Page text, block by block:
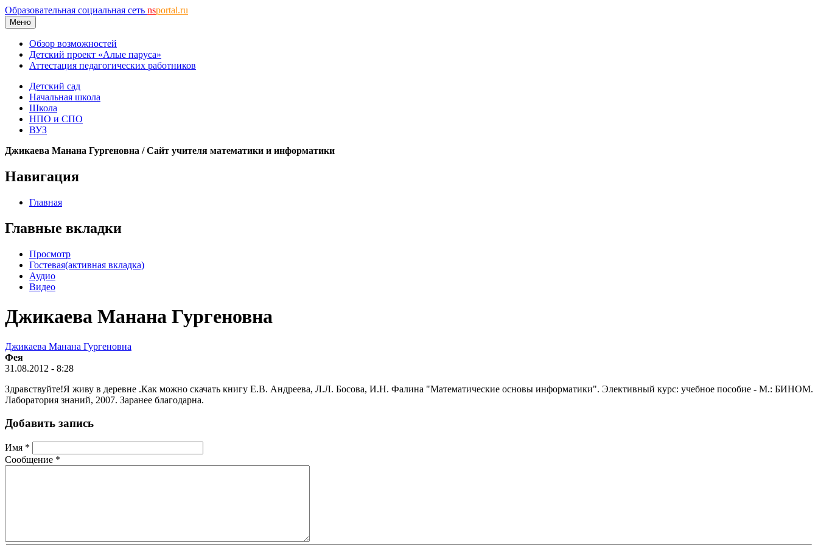
Образовательная социальная сеть nsportal.ru
Меню
Обзор возможностей
Детский проект «Алые паруса»
Аттестация педагогических работников
Детский сад
Начальная школа
Школа
НПО и СПО
ВУЗ
Джикаева Манана Гургеновна / Сайт учителя математики и информатики
Навигация
Главная
Главные вкладки
Просмотр
Гостевая(активная вкладка)
Аудио
Видео
Джикаева Манана Гургеновна
Джикаева Манана Гургеновна
Фея
31.08.2012 - 8:28
Здравствуйте!Я живу в деревне .Как можно скачать книгу Е.В. Андреева, Л.Л. Босова, И.Н. Фалина "Математические основы информатики". Элективный курс: учебное пособие - М.: БИНОМ.
Лаборатория знаний, 2007. Заранее благодарна.
Добавить запись
Имя *
Сообщение *